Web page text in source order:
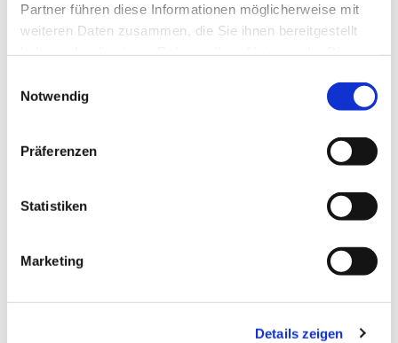
Partner führen diese Informationen möglicherweise mit
weiteren Daten zusammen, die Sie ihnen bereitgestellt
Notwendig
Präferenzen
Statistiken
Marketing
Details zeigen